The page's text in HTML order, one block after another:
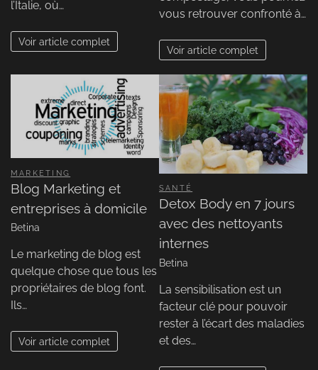
l’Italie, où…
Voir article complet
vous retrouver confronté à…
Voir article complet
MARKETING
Blog Marketing et
entreprises à domicile
Betina
Le marketing de blog est
quelque chose que tous les
propriétaires de blog font.
Ils…
Voir article complet
SANTÉ
Detox Body en 7 jours
avec des nettoyants
internes
Betina
La sensibilisation est un
facteur clé pour pouvoir
rester à l’écart des maladies
et des…